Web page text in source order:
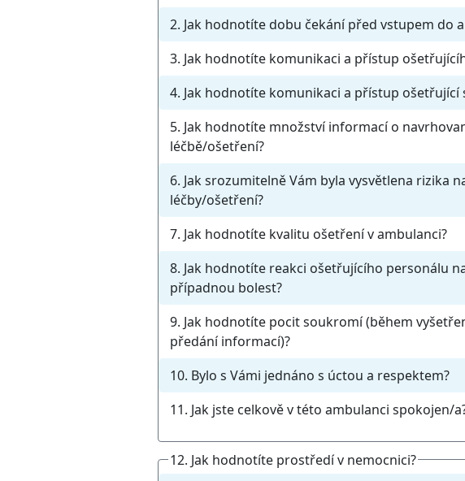
2. Jak hodnotíte dobu čekání před vstupem do
3. Jak hodnotíte komunikaci a přístup
4. Jak hodnotíte komunikaci a přístup ošetřující
5. Jak hodnotíte množství informací o
léčbě/ošetření?
6. Jak srozumitelně Vám byla vysvětlena rizika
léčby/ošetření?
7. Jak hodnotíte kvalitu ošetření v ambulanci?
8. Jak hodnotíte reakci ošetřujícího personálu
případnou bolest?
9. Jak hodnotíte pocit soukromí (během
předání informací)?
10. Bylo s Vámi jednáno s úctou a respektem?
11. Jak jste celkově v této ambulanci spokojen/
12. Jak hodnotíte prostředí v nemocnici?